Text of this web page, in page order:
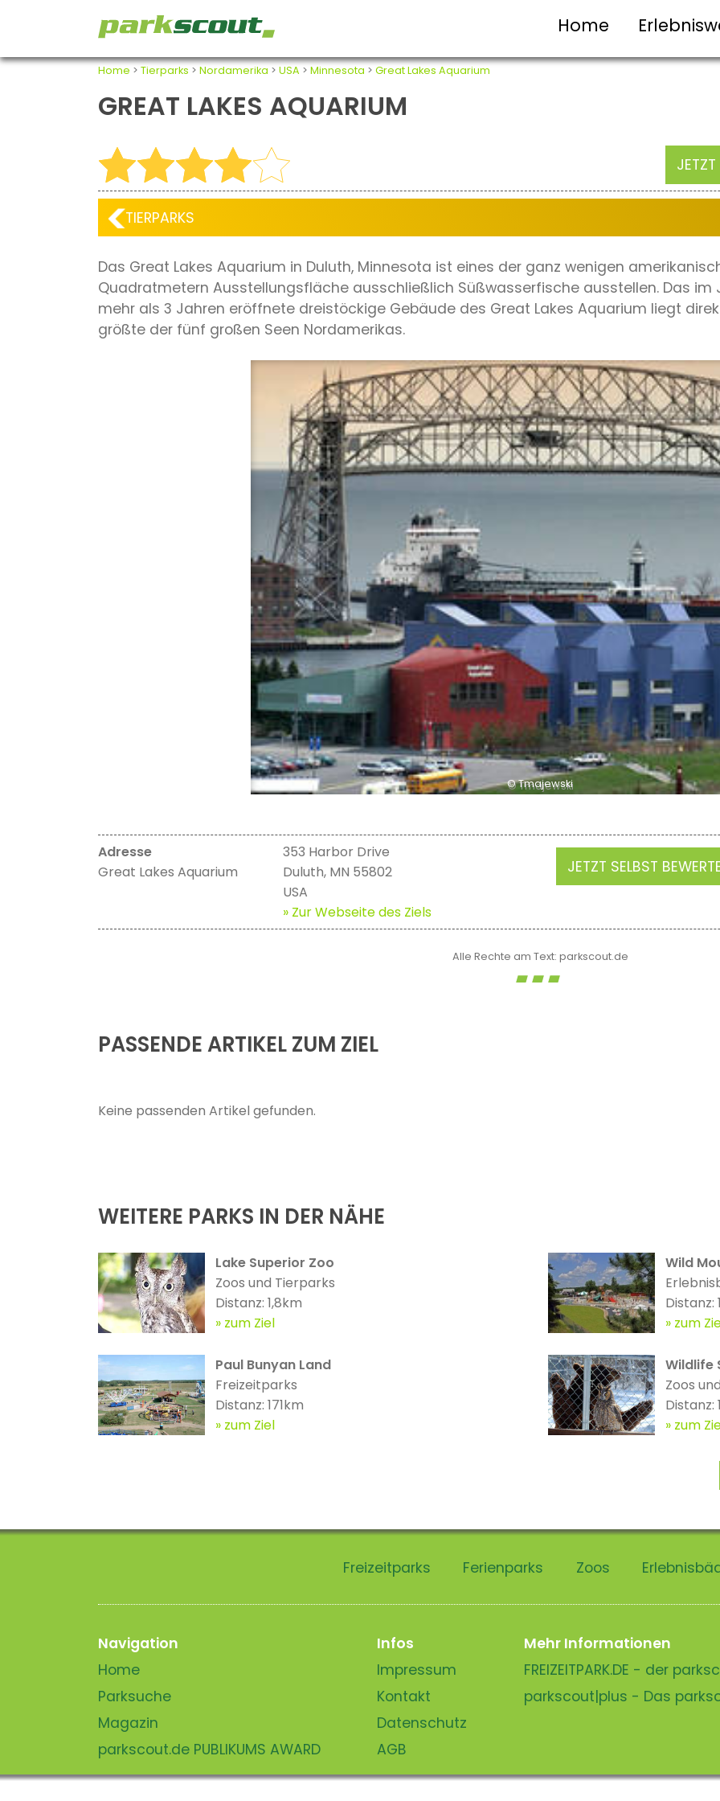
Home
Home > Tierparks > Nordamerika > USA > Minnesota > Great Lakes Aquarium
GREAT LAKES AQUARIUM
JETZT
TIERPARKS
Das Great Lakes Aquarium in Duluth, Minnesota ist eines der ganz wenigen
Quadratmetern Ausstellungsfläche ausschließlich Süßwasserfische ausstellen. Das im
mehr als 3 Jahren eröffnete dreistöckige Gebäude des Great Lakes Aquarium liegt
größte der fünf großen Seen Nordamerikas.
© Tmajewski
Adresse
Great Lakes Aquarium
353 Harbor Drive
Duluth, MN 55802
USA
» Zur Webseite des Ziels
JETZT SELBST
Alle Rechte am Text: parkscout.de
PASSENDE ARTIKEL ZUM ZIEL
Keine passenden Artikel gefunden.
WEITERE PARKS IN DER NÄHE
Lake Superior Zoo
Zoos und Tierparks
Distanz: 1,8km
zum Ziel
Wild
Distanz:
zum
Paul Bunyan Land
Freizeitparks
Distanz: 171km
zum Ziel
Wildlife
Zoos
Distanz:
zum
Freizeitparks Ferienparks Zoos
Navigation
Home
Parksuche
Magazin
parkscout.de PUBLIKUMS AWARD
Infos
Impressum
Kontakt
Datenschutz
AGB
Mehr Informationen
FREIZEITPARK.DE - der
parkscout|plus - Das